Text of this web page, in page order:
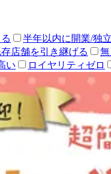
半年以内に開業/独
存店舗を引き継げる
い
ロイヤリティゼロ